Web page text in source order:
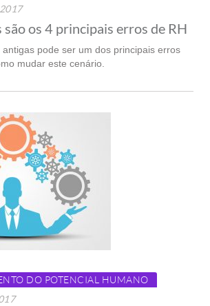
são os 4 principais erros de RH
pode ser um dos principais erros
mudar este cenário.
DO POTENCIAL HUMANO